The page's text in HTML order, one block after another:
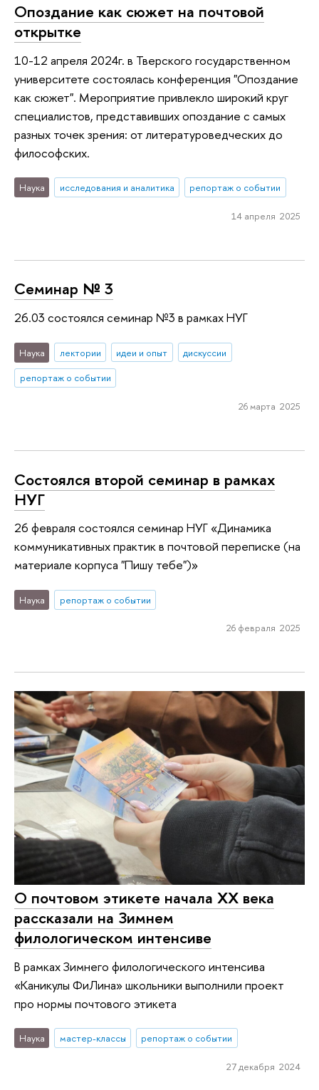
Опоздание как сюжет на почтовой
открытке
10-12 апреля 2024г. в Тверского государственном
университете состоялась конференция "Опоздание
как сюжет". Мероприятие привлекло широкий круг
специалистов, представивших опоздание с самых
разных точек зрения: от литературоведческих до
философских.
Наука исследования и аналитика репортаж о событии
14 апреля 2025
Семинар № 3
26.03 состоялся семинар №3 в рамках НУГ
Наука лектории идеи и опыт
дискуссии
репортаж о событии
26 марта 2025
Состоялся второй семинар в рамках
НУГ
26 февраля состоялся семинар НУГ «Динамика
коммуникативных практик в почтовой переписке (на
материале корпуса "Пишу тебе")»
Наука репортаж о событии
26 февраля 2025
О почтовом этикете начала XX века
рассказали на Зимнем
филологическом интенсиве
В рамках Зимнего филологического интенсива
«Каникулы ФиЛина» школьники выполнили проект
про нормы почтового этикета
Наука мастер-классы репортаж о событии
27 декабря 2024